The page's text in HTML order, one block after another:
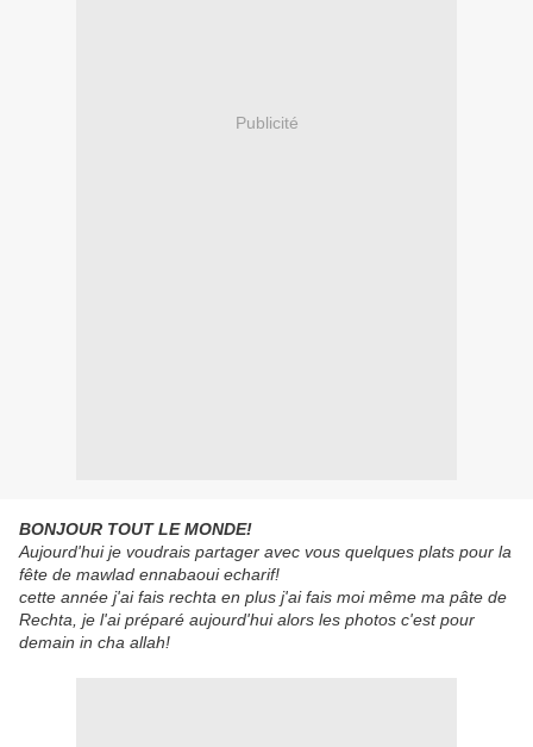
Publicité
BONJOUR TOUT LE MONDE!
Aujourd'hui je voudrais partager avec vous quelques plats pour la
fête de mawlad ennabaoui echarif!
cette année j'ai fais rechta en plus j'ai fais moi même ma pâte de
Rechta, je l'ai préparé aujourd'hui alors les photos c'est pour
demain in cha allah!